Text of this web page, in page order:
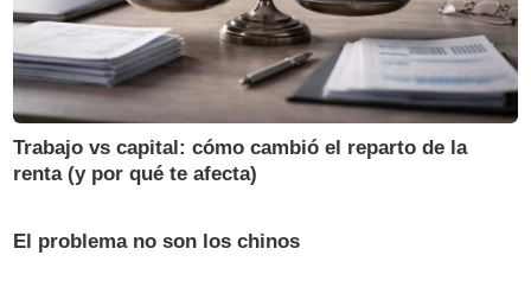
Trabajo vs capital: cómo cambió el reparto de la
renta (y por qué te afecta)
El problema no son los chinos